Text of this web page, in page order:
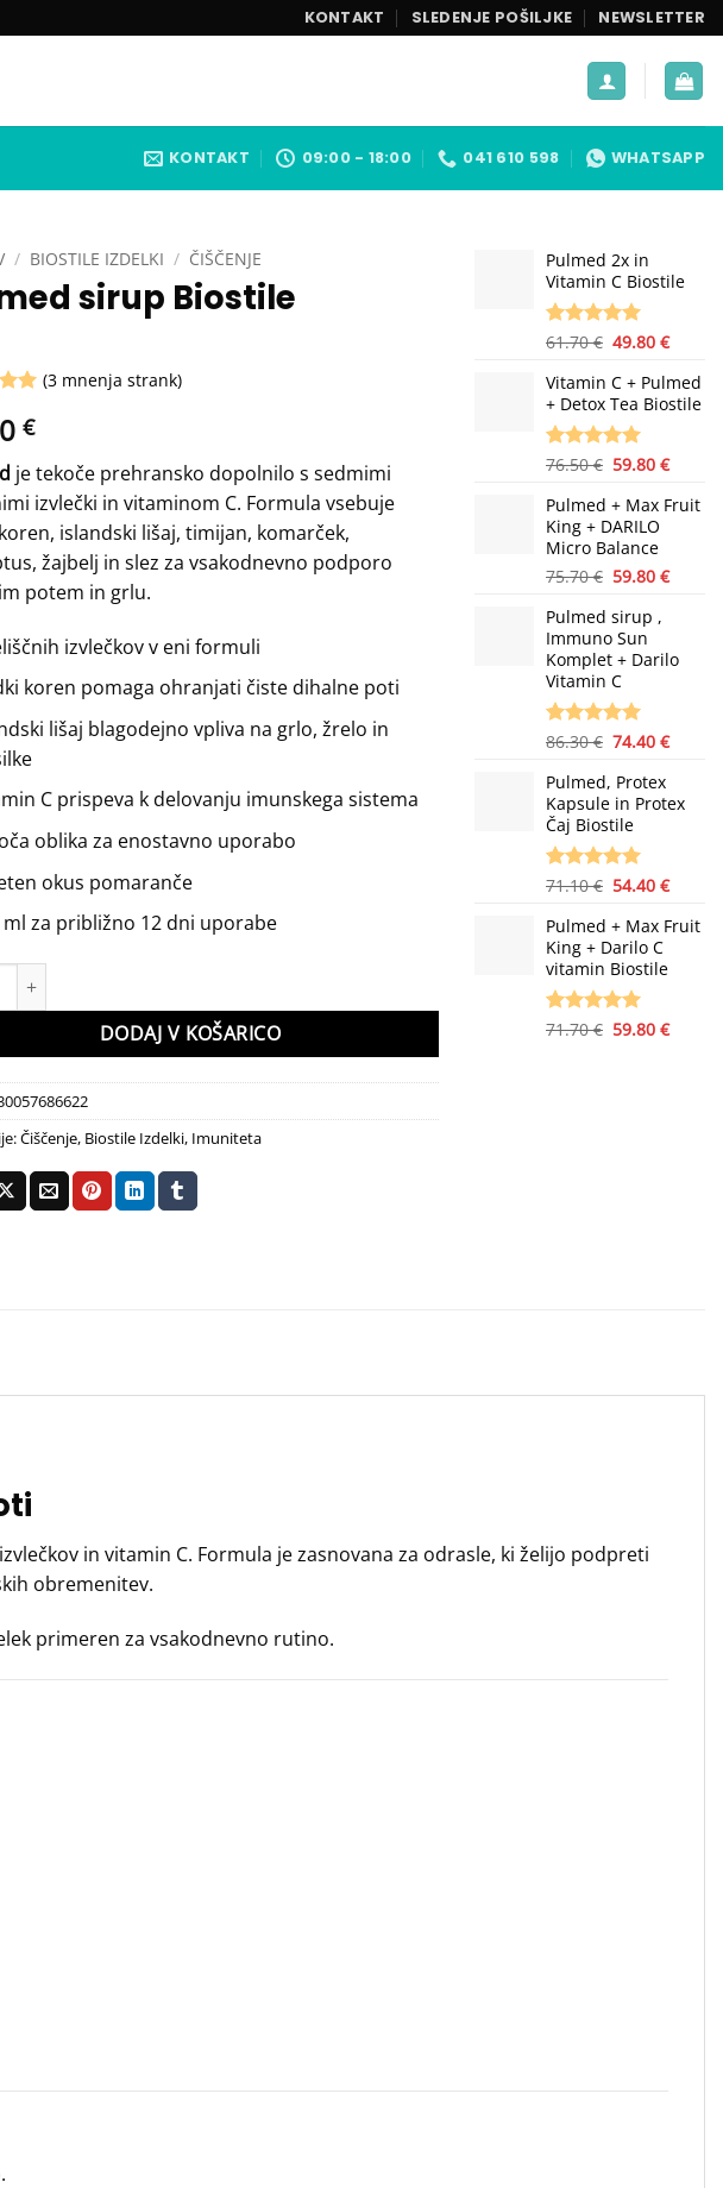
KONTAKT SLEDENJE POŠILJKE NEWSLETTER
KONTAKT 09:00 - 18:00 041 610 598 WHATSAPP
/ BIOSTILE IZDELKI / ČIŠČENJE
sirup Biostile
(3mnenja strank)
€
je tekoče prehransko dopolnilo s sedmimi
izvlečki in vitaminom C. Formula vsebuje
islandski lišaj, timijan, komarček,
žajbelj in slez za vsakodnevno podporo
potem in grlu.
izvlečkov v eni formuli
koren pomaga ohranjati čiste dihalne poti
lišaj blagodejno vpliva na grlo, žrelo in
C prispeva k delovanju imunskega sistema
oblika za enostavno uporabo
okus pomaranče
ml za približno 12 dni uporabe
sirup Biostile količina
DODAJ V KOŠARICO
Čiščenje, Biostile Izdelki, Imuniteta
Pulmed 2x in
Vitamin C Biostile
Ocenjeno z
na podlagi
ocene
1
stranke
61.70€ Izvirna
je
bila:
61.70 €.
49.80€
je:
49.80
Vitamin C + Pulmed
+ Detox Tea Biostile
Ocenjeno z
na podlagi
ocene
2
strank
76.50€ Izvirna
je
bila:
76.50 €.
59.80€
je:
Pulmed + Max Fruit
King + DARILO
Micro Balance
75.70€ Izvirna
je
bila:
75.70 €.
59.80€
Pulmed sirup ,
Immuno Sun
Komplet + Darilo
Vitamin C
Ocenjeno z
na podlagi
ocene
3
strank
86.30€ Izvirna
je
bila:
86.30 €.
74.40€
74.40
Pulmed, Protex
Kapsule in Protex
Čaj Biostile
Ocenjeno z
na podlagi
ocene
1
stranke
71.10€ Izvirna
je
bila:
71.10 €.
54.40€
je:
Pulmed + Max Fruit
King + Darilo C
vitamin Biostile
Ocenjeno z
2
71.70€ Izvirna
59.80€
in vitamin C. Formula je zasnovana za odrasle, ki želijo podpreti
obremenitev.
primeren za vsakodnevno rutino.